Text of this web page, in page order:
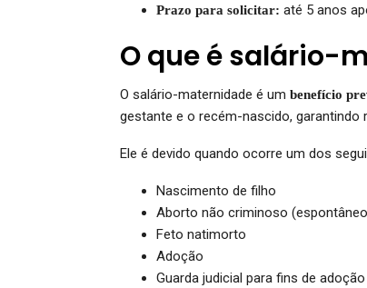
Prazo para solicitar: até 5 anos
O que é salário-
O salário-maternidade é um benefício
gestante e o recém-nascido, garantindo
Ele é devido quando ocorre um dos
Nascimento de filho
Aborto não criminoso
Feto natimorto
Adoção
Guarda judicial para fins de adoção